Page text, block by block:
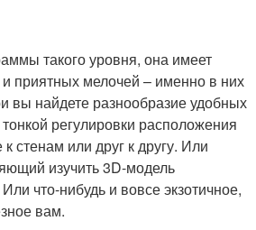
такого уровня, она имеет
приятных мелочей – именно в них
вы найдете разнообразие удобных
регулировки расположения
стенам или друг к другу. Или
изучить 3D-модель
что-нибудь и вовсе экзотичное,
вам.